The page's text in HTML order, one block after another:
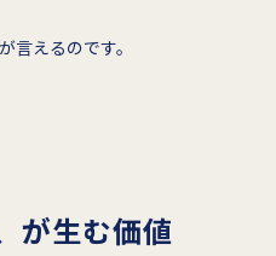
言えるのです。
が生む価値